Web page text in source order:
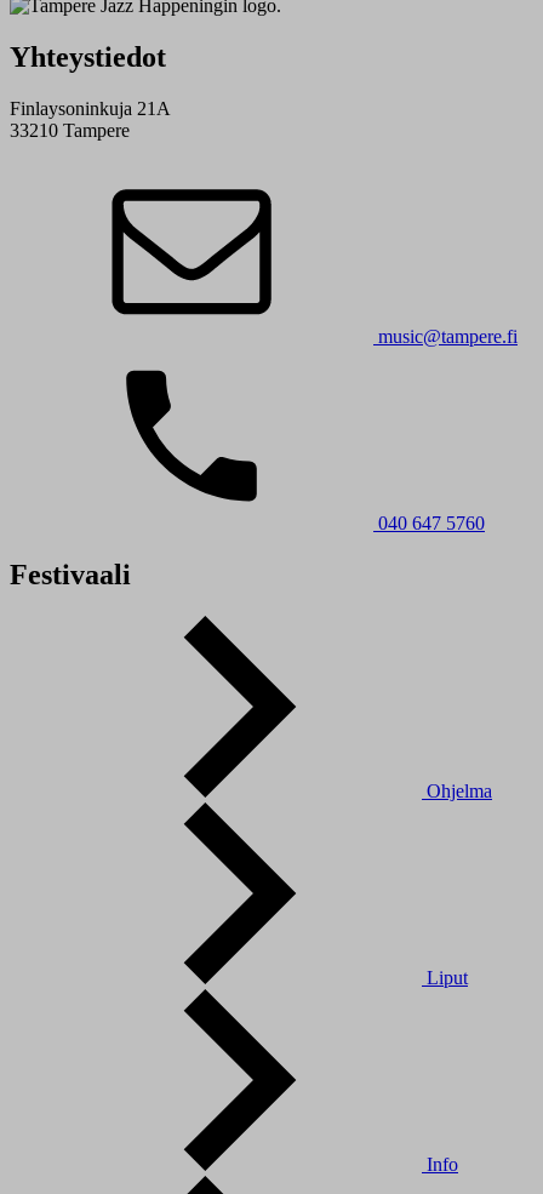
Yhteystiedot
Finlaysoninkuja 21A
33210 Tampere
music@tampere.fi
040 647 5760
Festivaali
Ohjelma
Liput
Info